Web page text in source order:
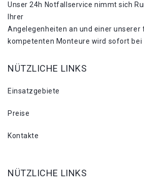
Unser 24h Notfallservice nimmt sich
Ihrer
Angelegenheiten an und einer unserer
kompetenten Monteure wird sofort bei
NÜTZLICHE LINKS
Einsatzgebiete
Preise
Kontakte
NÜTZLICHE LINKS